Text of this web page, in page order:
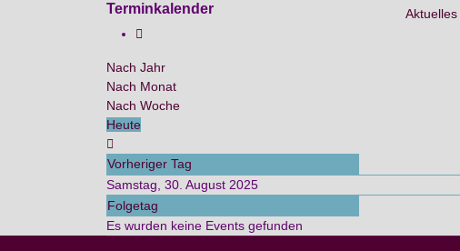
Aktuelles
Terminkalender
Nach Jahr
Nach Monat
Nach Woche
Heute
Vorheriger Tag
Samstag, 30. August 2025
Folgetag
Es wurden keine Events gefunden